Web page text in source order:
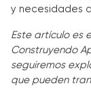
y necesidades
Este artículo es
Construyendo
seguiremos
que pueden